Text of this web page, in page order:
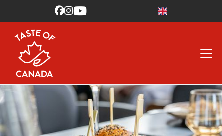
